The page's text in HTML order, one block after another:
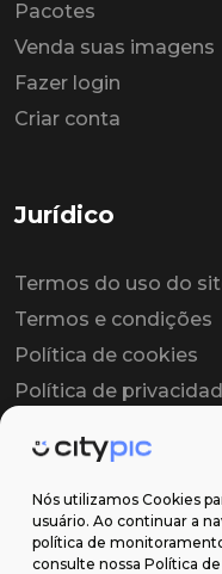
Nós utilizamos Cookies
usuário. Ao continuar a
política de
consulte nossa Política
Pacotes
Venda suas imagens
Fazer login
Criar conta
Jurídico
Termos do uso do
Termos e condições
Política de cookies
Política de
Contrato de licença
Suporte